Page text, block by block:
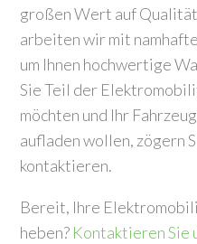
großen Wert auf
arbeiten wir mit
um Ihnen hochwertige
Sie Teil der
möchten und Ihr
aufladen wollen, zögern
kontaktieren.
Bereit, Ihre
heben? Kontaktieren Sie